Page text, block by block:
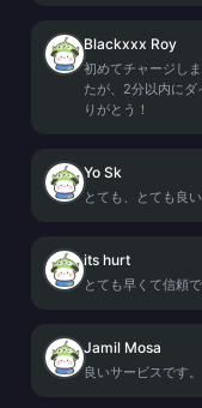
Blackxxx Roy
初めてチャージし
たが、2分以内にダ
りがとう！
Yo Sk
とても、とても良い
its hurt
とても早くて信頼で
Jamil Mosa
良いサービスです。